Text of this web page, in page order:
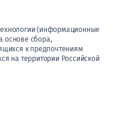
(информационные
основе сбора,
к предпочтениям
на территории Российской